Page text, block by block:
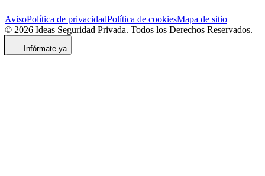
AvisoPolítica de privacidadPolítica de cookiesMapa de sitio
© 2026 Ideas Seguridad Privada. Todos los Derechos Reservados.
Infórmate ya